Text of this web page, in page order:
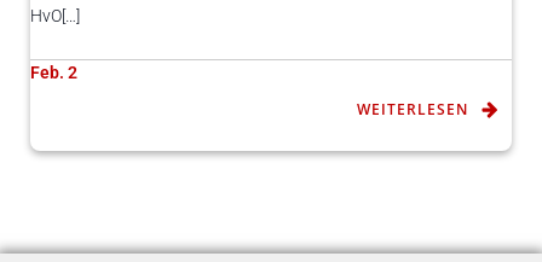
HvO[…]
Feb. 2
WEITERLESEN